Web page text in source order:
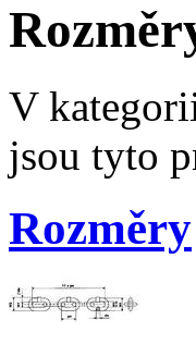
V
jsou tyto
Rozměry